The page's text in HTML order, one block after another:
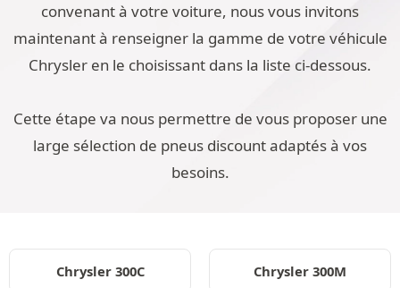
convenant à votre voiture, nous vous invitons
maintenant à renseigner la gamme de votre véhicule
Chrysler en le choisissant dans la liste ci-dessous.
Cette étape va nous permettre de vous proposer une
large sélection de pneus discount adaptés à vos
besoins.
Chrysler 300C Chrysler 300M